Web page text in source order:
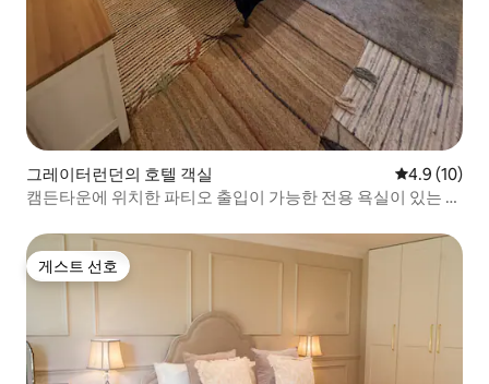
그레이터런던의 호텔 객실 평점 4.9점(5
4.9 (10)
캠든타운에 위치한 파티오 출입이 가능한 전용 욕실이 있는 객
게스트 선호
게스트 선호